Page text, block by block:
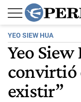
YEO SIEW HUA
Yeo Siew
convirtió
existir”